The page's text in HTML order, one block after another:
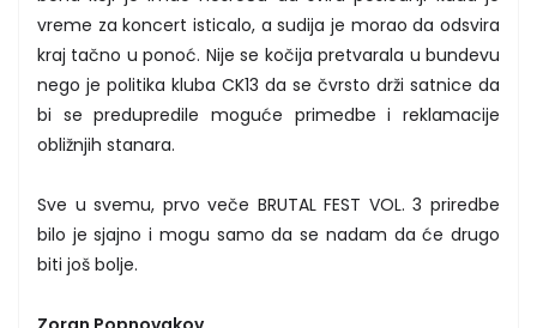
vreme za koncert isticalo, a sudija je morao da odsvira
kraj tačno u ponoć. Nije se kočija pretvarala u bundevu
nego je politika kluba CK13 da se čvrsto drži satnice da
bi se predupredile moguće primedbe i reklamacije
obližnjih stanara.
Sve u svemu, prvo veče BRUTAL FEST VOL. 3 priredbe
bilo je sjajno i mogu samo da se nadam da će drugo
biti još bolje.